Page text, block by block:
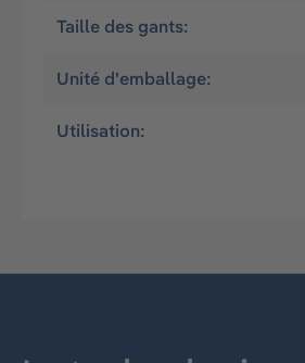
Taille des gants:
Unité d'emballage:
Utilisation: